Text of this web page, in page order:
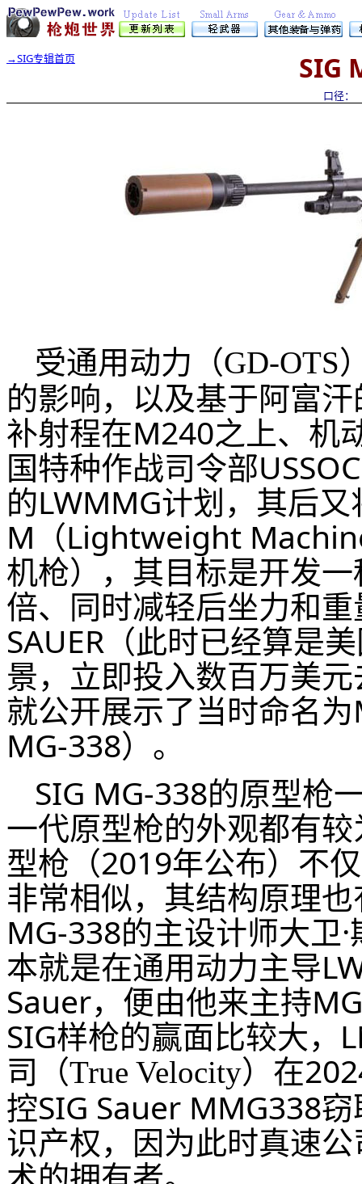
→SIG专辑首页 SIG
口径
受通用动力（GD-OTS
的影响，以及基于阿富
补射程在M240之上、机
国特种作战司令部
的LWMMG计划，其后
M（Lightweight
机枪），其目标是开发
倍、同时减轻后坐力和
SAUER（此时已经算是
景，立即投入数百万美
就公开展示了当时命名
MG-338）。
SIG MG-338的原型枪
一代原型枪的外观都有
型枪（2019年公布）不
非常相似，其结构原理
MG-338的主设计师大卫
本就是在通用动力主导
Sauer，便由他来主持
SIG样枪的赢面比较大，
司（True Velocity）在
控SIG Sauer MMG338
识产权，因为此时真速